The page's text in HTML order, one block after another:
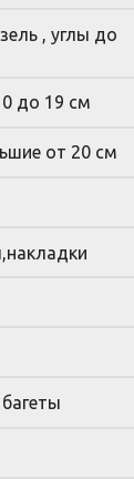
, углы до
до 19 см
от 20 см